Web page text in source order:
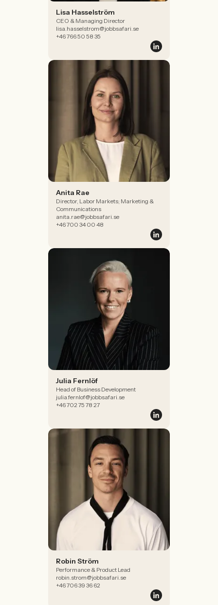
Lisa Hasselström
CEO & Managing Director
lisa.hasselstrom@jobbsafari.se
+46 766 50 58 35
Anita Rae
Director, Labor Markets; Marketing &
Communications
anita.rae@jobbsafari.se
+46 700 34 00 48
Julia Fernlöf
Head of Business Development
julia.fernlof@jobbsafari.se
+46 702 75 78 27
Robin Ström
Performance & Product Lead
robin.strom@jobbsafari.se
+46 706 39 36 62